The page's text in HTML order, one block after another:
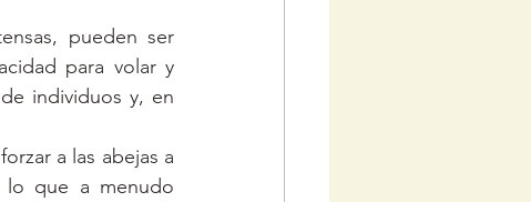
pueden ser
para volar y
individuos y, en
a las abejas a
lo que a menudo